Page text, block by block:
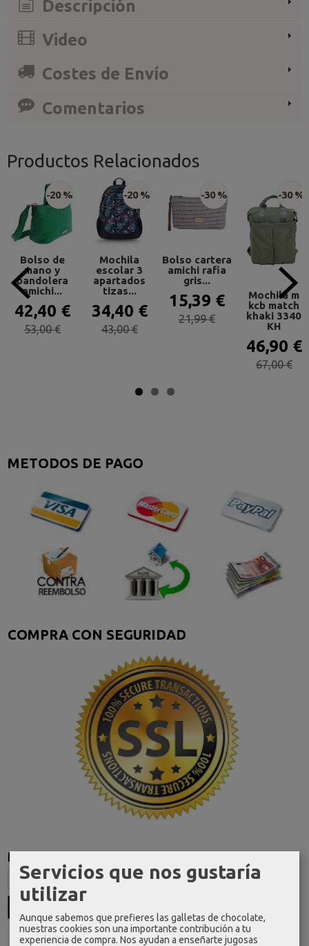
METODOS DE PAGO
COMPRA CON SEGURIDAD
Marcas
Descripción
Video
Costes de Envío
Comentarios
Productos Relacionados
-20 %
Bolso de
mano y
bandolera
amichi...
42,40 €
53,00 €
-20 %
Mochila
escolar 3
apartados
tizas...
34,40 €
43,00 €
-30 %
Bolso cartera
amichi rafia
gris...
15,39 €
21,99 €
-30 %
Mochila m
kcb match
khaki 3340
KH
46,90 €
67,00 €
Servicios que nos gustaría
utilizar
Aunque sabemos que prefieres las galletas de chocolate,
nuestras cookies son una importante contribución a tu
experiencia de compra. Nos ayudan a enseñarte jugosas